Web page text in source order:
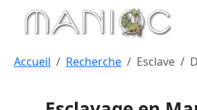
Aller au contenu principal
Accueil Recherche Esclave